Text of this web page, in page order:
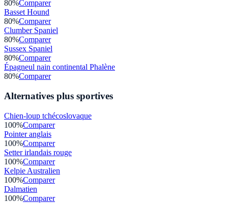
80%Comparer
Basset Hound
80%Comparer
Clumber Spaniel
80%Comparer
Sussex Spaniel
80%Comparer
Épagneul nain continental Phalène
80%Comparer
Alternatives plus sportives
Chien-loup tchécoslovaque
100%Comparer
Pointer anglais
100%Comparer
Setter irlandais rouge
100%Comparer
Kelpie Australien
100%Comparer
Dalmatien
100%Comparer